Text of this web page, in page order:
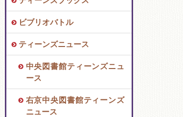
図
コミュニティプラザ深草
図書館
ビブリオバトル
ティーンズニュース
中央図書館ティーンズニュ
ース
右京中央図書館ティーンズ
ニュース